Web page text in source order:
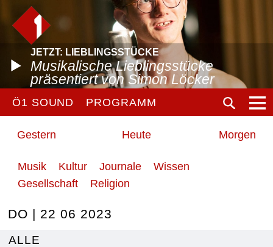
JETZT: LIEBLINGSSTÜCKE
Musikalische Lieblingsstücke
präsentiert von Simon Löcker
Ö1 SOUND PROGRAMM
Gestern Heute Morgen
Musik Kultur Journale
Wissen
Gesellschaft
Religion
DO | 22 06 2023
ALLE